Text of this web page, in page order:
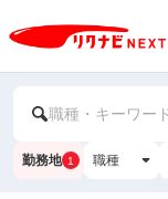
職種・キーワー
勤務地 1 職種